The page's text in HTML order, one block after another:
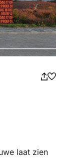
laat zien